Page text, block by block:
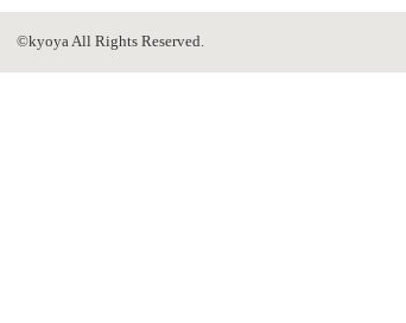
©kyoya All Rights Reserved.